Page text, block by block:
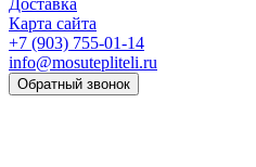
Карта сайта
+7 (903) 755-01-14
info@mosutepliteli.ru
Обратный звонок